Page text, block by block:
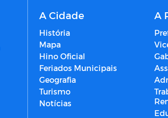
A Cidade
História
Mapa
Hino Oficial
Feriados Municipais
Geografia
Turismo
Notícias
A